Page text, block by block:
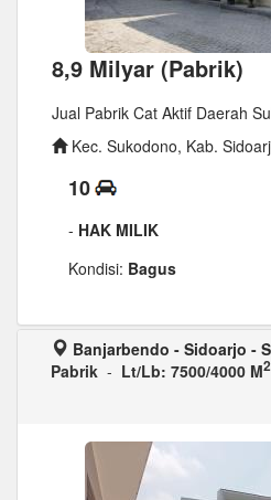
8,9 Milyar (Pabrik)
Jual Pabrik Cat Aktif Daerah
Kec. Sukodono, Kab.
10
- HAK MILIK
Kondisi: Bagus
Banjarbendo - Sidoarjo -
Pabrik - Lt/Lb: 7500/4000 M2